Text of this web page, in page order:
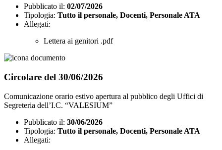
Pubblicato il: 02/07/2026
Tipologia: Tutto il personale, Docenti, Personale ATA
Allegati:
Lettera ai genitori .pdf
Circolare del 30/06/2026
Comunicazione orario estivo apertura al pubblico degli Uffici di
Segreteria dell’I.C. “VALESIUM”
Pubblicato il: 30/06/2026
Tipologia: Tutto il personale, Docenti, Personale ATA
Allegati: